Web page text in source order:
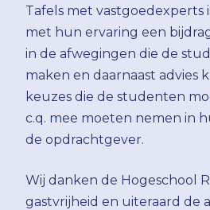
Tafels met vastgoedexperts
met hun ervaring een
in de afwegingen die de
maken en daarnaast advies
keuzes die de studenten
c.q. mee moeten nemen in
de opdrachtgever.
Wij danken de Hogeschool
gastvrijheid en uiteraard de